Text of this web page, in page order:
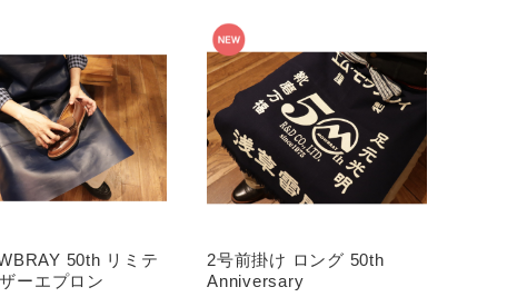
50th リミテ
ーエプロン
2号前掛け ロング 50th
Anniversary